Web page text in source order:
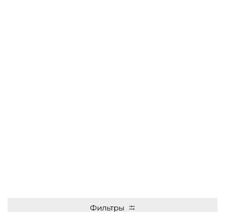
Фильтры